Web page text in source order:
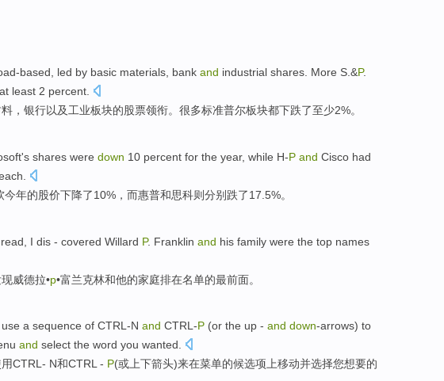
based, led by basic materials bank and industrial shares More S.&P.
at least 2 percent.
料 ， 银行以及工业板块的股票领衔。 很多标准普尔板块都下跌了至少2%。
shares were down 10 percent for the year, while H-P and Cisco had
今年的股价下降了10%， 而惠普和思科则分别跌了17.5%。
read , I dis - covered Willard P. Franklin and his family were the top names
现威德拉•p•富兰克林和他的家庭排在名单的最前面。
use a sequence of CTRL-N and CTRL-P (or the up - and down-arrows) to
and select the word you wanted.
CTRL- N和CTRL - P(或上下箭头)来在菜单的候选项上移动并选择您想要的